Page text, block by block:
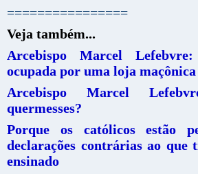
================
Veja também...
Arcebispo Marcel
ocupada por uma loja maçônica
Arcebispo Marcel
quermesses?
Porque os católicos estão
declarações contrárias ao que
ensinado